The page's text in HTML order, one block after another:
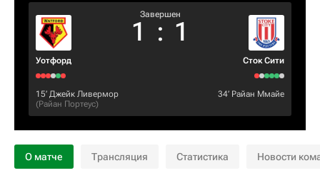
Уотфорд
Завершен
1 : 1
Сток Сити
15‎’‎ Джейк Ливермор
(Райан Портеус)
34‎’‎ Райан Ммайе
О матче Трансляция Статистика Новости